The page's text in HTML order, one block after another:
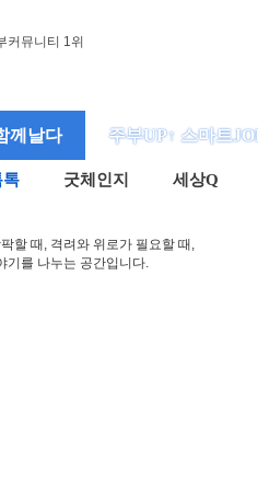
께날다 주부UP↑ 스마트
톡 굿체인지 세상Q
할 때, 격려와 위로가 필요할 때,
기를 나누는 공간입니다.